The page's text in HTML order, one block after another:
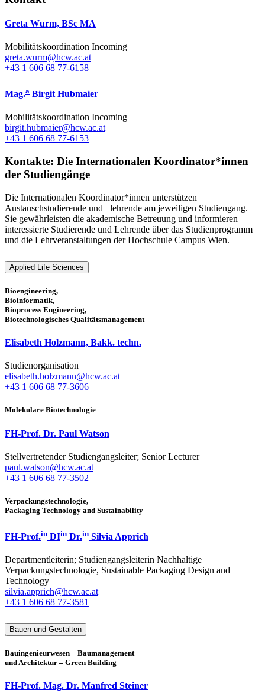
Greta Wurm, BSc MA
Mobilitätskoordination Incoming
greta.wurm@hcw.ac.at
+43 1 606 68 77-6158
Mag.a Birgit Hubmaier
Mobilitätskoordination Incoming
birgit.hubmaier@hcw.ac.at
+43 1 606 68 77-6153
Kontakte: Die Internationalen Koordinator*innen
der Studiengänge
Die Internationalen Koordinator*innen unterstützen
Austauschstudierende und –lehrende am jeweiligen Studiengang.
Sie gewährleisten die akademische Betreuung und informieren
interessierte Studierende und Lehrende über das Studienprogramm
und die Lehrveranstaltungen der Hochschule Campus Wien.
Applied Life Sciences
Bioengineering,
Bioinformatik,
Bioprocess Engineering,
Biotechnologisches Qualitätsmanagement
Elisabeth Holzmann, Bakk. techn.
Studienorganisation
elisabeth.holzmann@hcw.ac.at
+43 1 606 68 77-3606
Molekulare Biotechnologie
FH-Prof. Dr. Paul Watson
Stellvertretender Studiengangsleiter; Senior Lecturer
paul.watson@hcw.ac.at
+43 1 606 68 77-3502
Verpackungstechnologie,
Packaging Technology and Sustainability
FH-Prof.in DIin Dr.in Silvia Apprich
Departmentleiterin; Studiengangsleiterin Nachhaltige
Verpackungstechnologie, Sustainable Packaging Design and
Technology
silvia.apprich@hcw.ac.at
+43 1 606 68 77-3581
Bauen und Gestalten
Bauingenieurwesen – Baumanagement
und Architektur – Green Building
FH-Prof. Mag. Dr. Manfred Steiner